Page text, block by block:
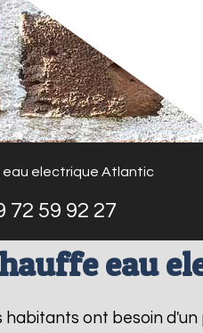
eau electrique Atlantic
72 59 92 27
eau
habitants ont besoin